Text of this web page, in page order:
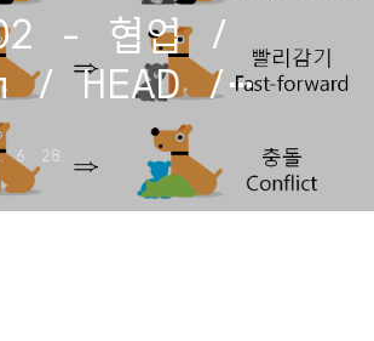
- 협업 /
/ HEAD /
/ Pull
6. 28.